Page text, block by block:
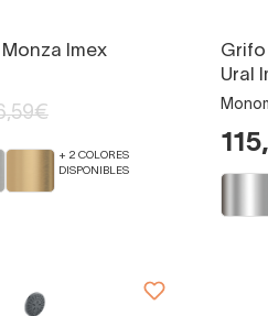
Imex
+ 2 COLORES
DISPONIBLES
Ural